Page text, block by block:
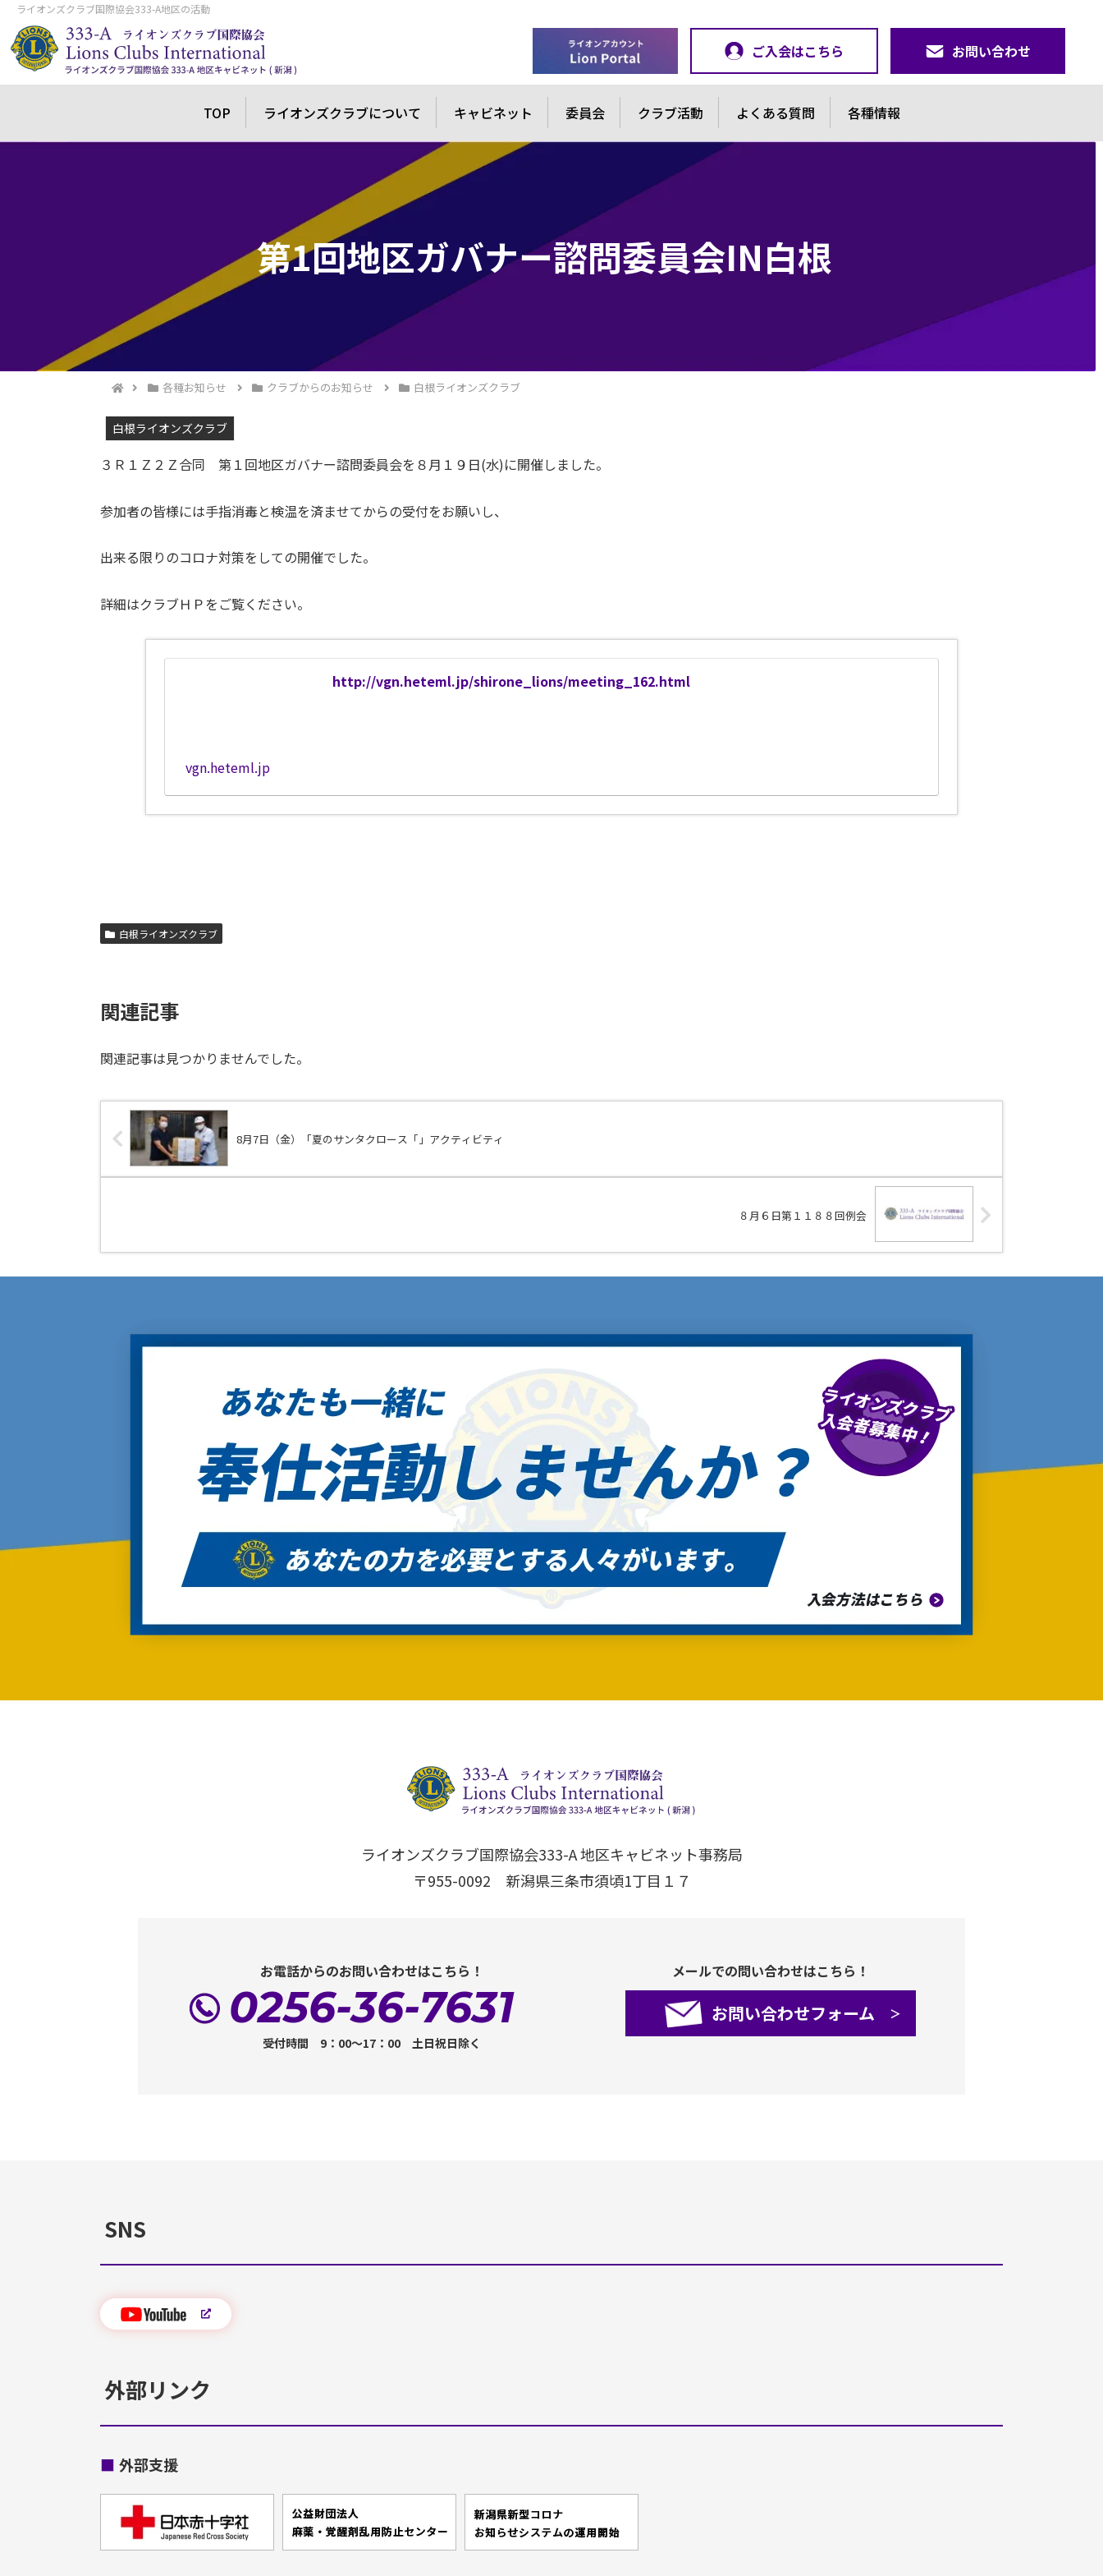
ライオンズクラブ国際協会333-A地区の活動
ご入会はこちら お問い合わせ
TOP ライオンズクラブについて キャビネット 委員会 クラブ活動 よくある質問 各種情報
第1回地区ガバナー諮問委員会IN白根
各種お知らせ クラブからのお知らせ 白根ライオンズクラブ
白根ライオンズクラブ
３Ｒ１Ｚ２Ｚ合同 第１回地区ガバナー諮問委員会を８月１９日(水)に開催しました。
参加者の皆様には手指消毒と検温を済ませてからの受付をお願いし、
出来る限りのコロナ対策をしての開催でした。
詳細はクラブＨＰをご覧ください。
http://vgn.heteml.jp/shirone_lions/meeting_162.html
vgn.heteml.jp
白根ライオンズクラブ
関連記事
関連記事は見つかりませんでした。
8月7日（金）「夏のサンタクロース「」アクティビティ
８月６日第１１８８回例会
ライオンズクラブ国際協会333-A 地区キャビネット事務局
〒955-0092 新潟県三条市須頃1丁目１７
お電話からのお問い合わせはこちら！
0256-36-7631
受付時間 9：00～17：00 土日祝日除く
メールでの問い合わせはこちら！
お問い合わせフォーム
SNS
外部リンク
■ 外部支援